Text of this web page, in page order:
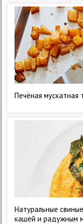
Печёная мускатная
Натуральные
кашей и радужным